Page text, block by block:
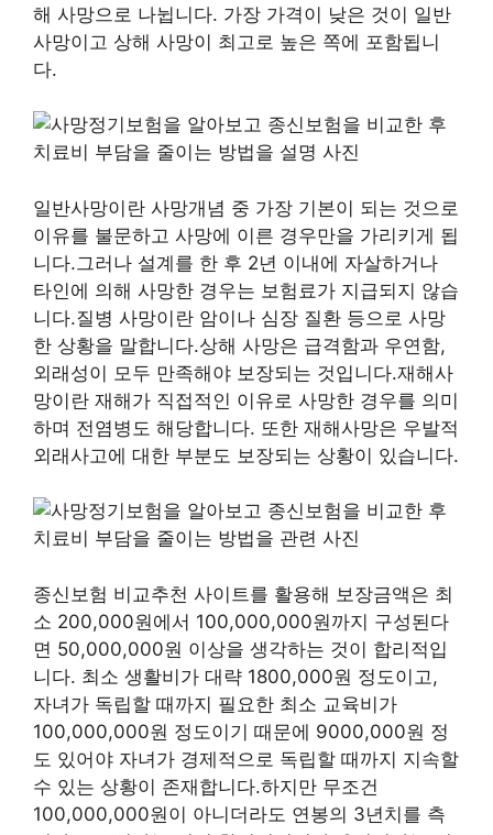
해 사망으로 나뉩니다. 가장 가격이 낮은 것이 일반
사망이고 상해 사망이 최고로 높은 쪽에 포함됩니
다.
일반사망이란 사망개념 중 가장 기본이 되는 것으로
이유를 불문하고 사망에 이른 경우만을 가리키게 됩
니다.그러나 설계를 한 후 2년 이내에 자살하거나
타인에 의해 사망한 경우는 보험료가 지급되지 않습
니다.질병 사망이란 암이나 심장 질환 등으로 사망
한 상황을 말합니다.상해 사망은 급격함과 우연함,
외래성이 모두 만족해야 보장되는 것입니다.재해사
망이란 재해가 직접적인 이유로 사망한 경우를 의미
하며 전염병도 해당합니다. 또한 재해사망은 우발적
외래사고에 대한 부분도 보장되는 상황이 있습니다.
종신보험 비교추천 사이트를 활용해 보장금액은 최
소 200,000원에서 100,000,000원까지 구성된다
면 50,000,000원 이상을 생각하는 것이 합리적입
니다. 최소 생활비가 대략 1800,000원 정도이고,
자녀가 독립할 때까지 필요한 최소 교육비가
100,000,000원 정도이기 때문에 9000,000원 정
도 있어야 자녀가 경제적으로 독립할 때까지 지속할
수 있는 상황이 존재합니다.하지만 무조건
100,000,000원이 아니더라도 연봉의 3년치를 측